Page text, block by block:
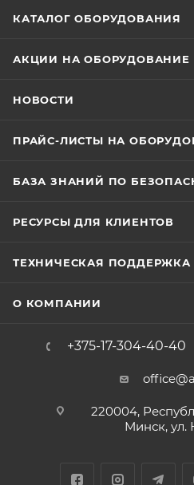
КАТАЛОГ ОБОРУДОВАНИЯ
АКЦИИ НА ОБОРУДОВАНИЕ
НОВОСТИ
ПРАЙС-ЛИСТЫ НА
БАЗА ЗНАНИЙ ПО
РЕСУРСЫ ДЛЯ КЛИЕНТОВ
ТЕХНИЧЕСКАЯ ПОДДЕРЖКА
О КОМПАНИИ
+375-17-304-40-40
220004,
Минск, ул.